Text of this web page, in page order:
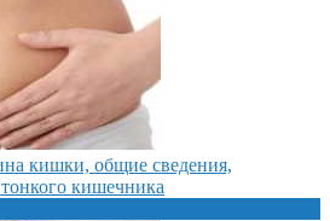
кишки, общие сведения,
кишечника